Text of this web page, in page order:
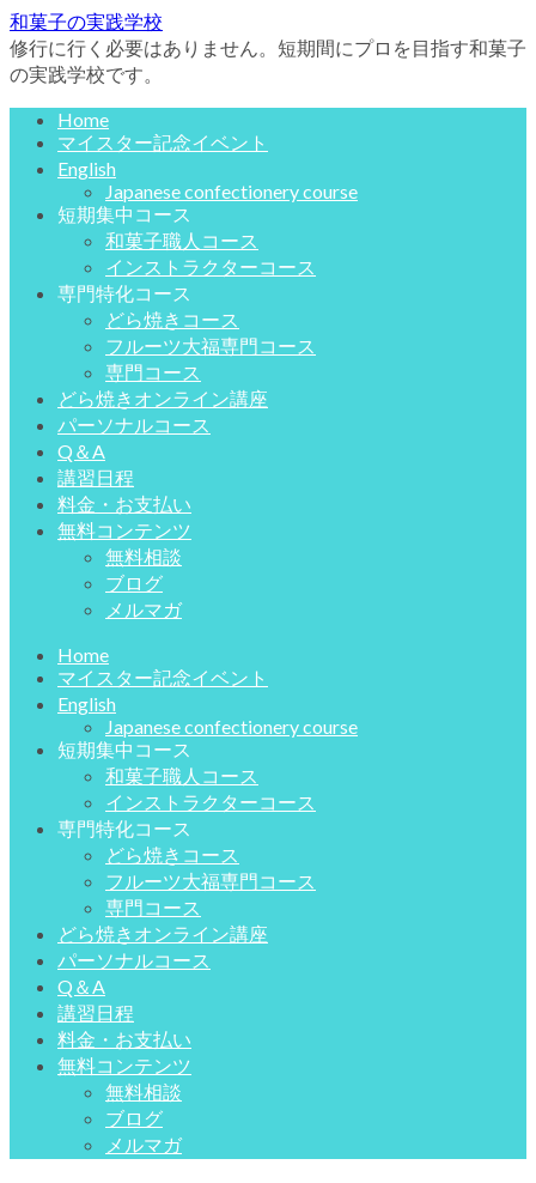
和菓子の実践学校
修行に行く必要はありません。短期間にプロを目指す和菓子
の実践学校です。
Home
マイスター記念イベント
English
Japanese confectionery course
短期集中コース
和菓子職人コース
インストラクターコース
専門特化コース
どら焼きコース
フルーツ大福専門コース
専門コース
どら焼きオンライン講座
パーソナルコース
Q＆A
講習日程
料金・お支払い
無料コンテンツ
無料相談
ブログ
メルマガ
Home
マイスター記念イベント
English
Japanese confectionery course
短期集中コース
和菓子職人コース
インストラクターコース
専門特化コース
どら焼きコース
フルーツ大福専門コース
専門コース
どら焼きオンライン講座
パーソナルコース
Q＆A
講習日程
料金・お支払い
無料コンテンツ
無料相談
ブログ
メルマガ